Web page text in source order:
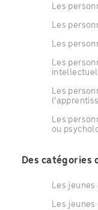
Les
Les
Les
Les
Les
Les
ou
Des catégories
Les
Les jeunes